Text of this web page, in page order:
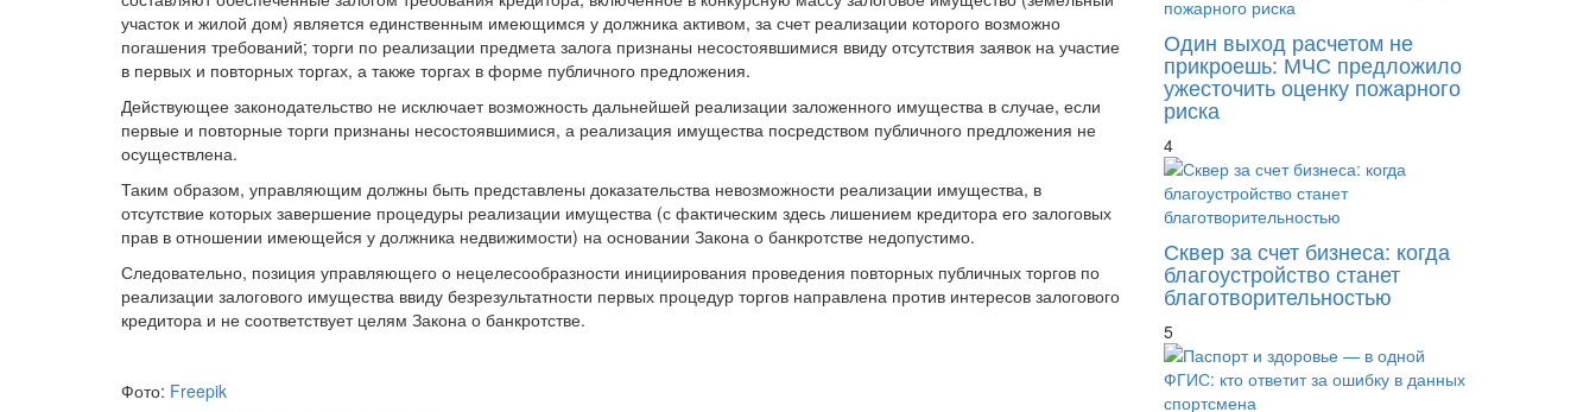
участок и жилой дом) является единственным имеющимся у должника активом, за счет реализации которого возможно
погашения требований; торги по реализации предмета залога признаны несостоявшимися ввиду отсутствия заявок на участие
в первых и повторных торгах, а также торгах в форме публичного предложения.
Действующее законодательство не исключает возможность дальнейшей реализации заложенного имущества в случае, если
первые и повторные торги признаны несостоявшимися, а реализация имущества посредством публичного предложения не
осуществлена.
Таким образом, управляющим должны быть представлены доказательства невозможности реализации имущества, в
отсутствие которых завершение процедуры реализации имущества (с фактическим здесь лишением кредитора его залоговых
прав в отношении имеющейся у должника недвижимости) на основании Закона о банкротстве недопустимо.
Следовательно, позиция управляющего о нецелесообразности инициирования проведения повторных публичных торгов по
реализации залогового имущества ввиду безрезультатности первых процедур торгов направлена против интересов залогового
кредитора и не соответствует целям Закона о банкротстве.
Фото: Freepik
Один выход расчетом не
прикроешь: МЧС предложило
ужесточить оценку пожарного
риска
4
Сквер за счет бизнеса: когда
благоустройство станет
благотворительностью
5